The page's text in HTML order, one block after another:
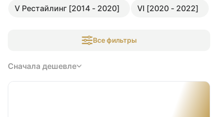
V Рестайлинг [2014 - 2020] VI [2020 - 2022]
Все фильтры
Сначала дешевле